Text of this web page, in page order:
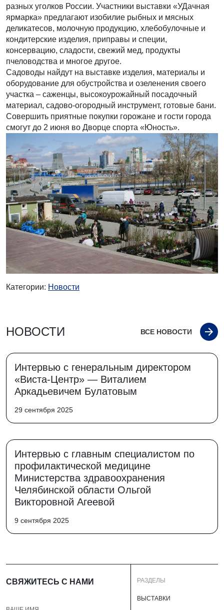
разных уголков России. Участники выставки «УДачная
ярмарка» предлагают изобилие рыбных и мясных
деликатесов, молочную продукцию, хлебобулочные и
кондитерские изделия, приправы и специи,
консервацию, сладости, свежий мед, продукты
пчеловодства и многое другое.
Садоводы найдут на выставке изделия, материалы и
оборудование для обустройства и озеленения своего
участка – саженцы, высокоурожайный посадочный
материал, садово-огородный инструмент, готовые бани.
Совершить приятные покупки горожане и гости города
смогут до 2 июня во Дворце спорта «Юность».
Категории: Новости
НОВОСТИ ВСЕ НОВОСТИ
Интервью с генеральным директором
«Виста-Центр» — Виталием
Аркадьевичем Булатовым
29 сентября 2025
Интервью с главным специалистом по
профилактической медицине
Министерства здравоохранения
Челябинской области Ольгой
Викторовной Агеевой
9 сентября 2025
СВЯЖИТЕСЬ С НАМИ РАЗДЕЛЫ
ВЫСТАВКИ